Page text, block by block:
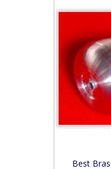
Best